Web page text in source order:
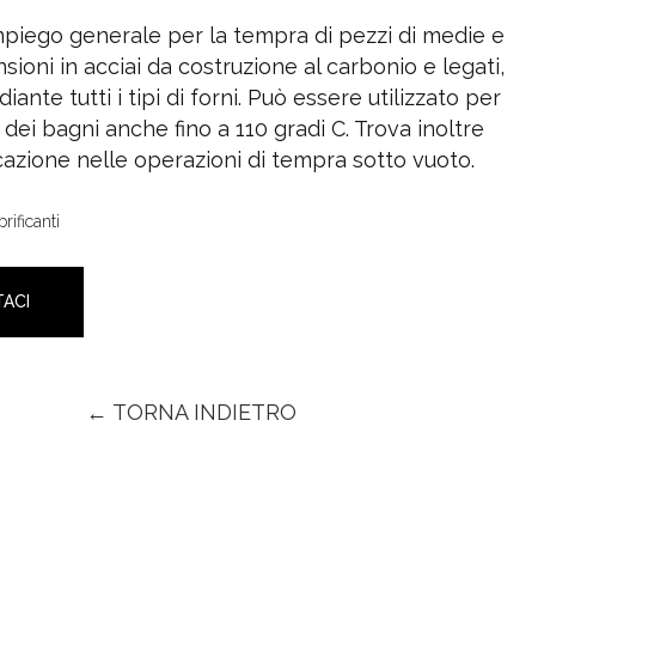
generale per la tempra di pezzi di medie e
in acciai da costruzione al carbonio e legati,
tutti i tipi di forni. Può essere utilizzato per
bagni anche fino a 110 gradi C. Trova inoltre
nelle operazioni di tempra sotto vuoto.
← TORNA INDIETRO